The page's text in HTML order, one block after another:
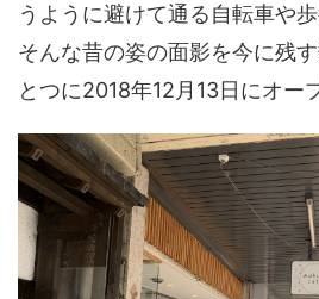
うように避けて通る自転車や歩
そんな昔の姿の面影を今に残
とつに2018年12月13日にオー